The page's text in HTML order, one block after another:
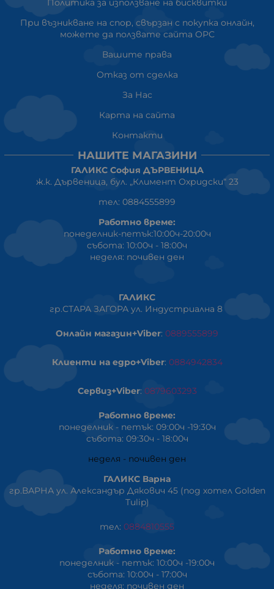
Политика за използване на бисквитки
При възникване на спор, свързан с покупка онлайн,
можете да ползвате сайта ОРС
Вашите права
Отказ от сделка
За Нас
Карта на сайта
Контакти
НАШИТЕ МАГАЗИНИ
ГАЛИКС София ДЪРВЕНИЦА
ж.к. Дървеница, бул. „Климент Охридски“ 23
тел: 0884555899
Работно време:
понеделник-петък:10:00ч-20:00ч
събота: 10:00ч - 18:00ч
неделя: почивен ден
ГАЛИКС
гр.СТАРА ЗАГОРА ул. Индустриална 8
Онлайн магазин+Viber: 0889555899
Клиенти на едро+Viber: 0884942834
Сервиз+Viber: 0879603293
Работно време:
понеделник - петък: 09:00ч -19:30ч
събота: 09:30ч - 18:00ч
неделя - почивен ден
ГАЛИКС Варна
гр.ВАРНА ул. Александър Дякович 45 (под хотел Golden
Tulip)
тел: 0884810555
Работно време:
понеделник - петък: 10:00ч -19:00ч
събота: 10:00ч - 17:00ч
неделя: почивен ден